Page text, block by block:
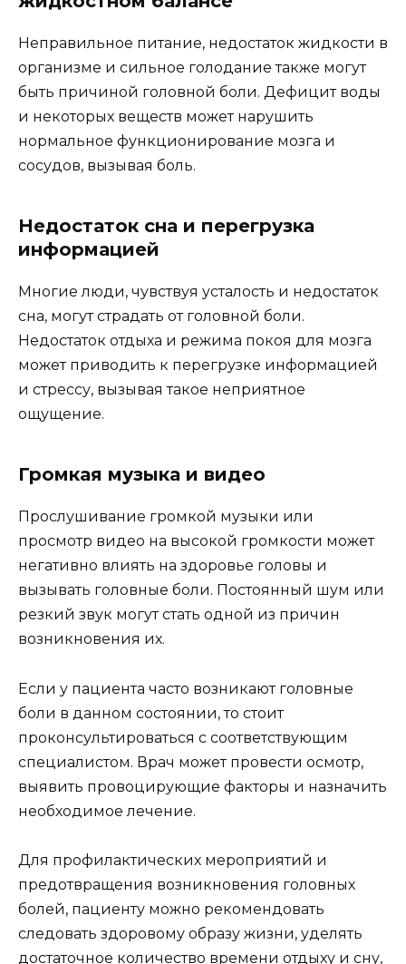
Неправильное питание, недостаток жидкости в
организме и сильное голодание также могут
быть причиной головной боли. Дефицит воды
и некоторых веществ может нарушить
нормальное функционирование мозга и
сосудов, вызывая боль.
Недостаток сна и перегрузка
информацией
Многие люди, чувствуя усталость и недостаток
сна, могут страдать от головной боли.
Недостаток отдыха и режима покоя для мозга
может приводить к перегрузке информацией
и стрессу, вызывая такое неприятное
ощущение.
Громкая музыка и видео
Прослушивание громкой музыки или
просмотр видео на высокой громкости может
негативно влиять на здоровье головы и
вызывать головные боли. Постоянный шум или
резкий звук могут стать одной из причин
возникновения их.
Если у пациента часто возникают головные
боли в данном состоянии, то стоит
проконсультироваться с соответствующим
специалистом. Врач может провести осмотр,
выявить провоцирующие факторы и назначить
необходимое лечение.
Для профилактических мероприятий и
предотвращения возникновения головных
болей, пациенту можно рекомендовать
следовать здоровому образу жизни, уделять
достаточное количество времени отдыху и сну,